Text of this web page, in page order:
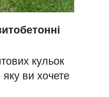
кульок
ви хочете